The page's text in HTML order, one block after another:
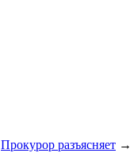
Прокурор разъясняет →